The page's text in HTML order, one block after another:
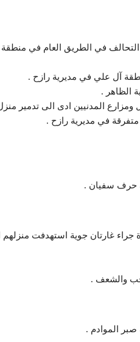
تابعة لمرتزقة التحالف في الطريق العام
آل علي في مديرية رازح .
جراء غارتان جوية استهدفت